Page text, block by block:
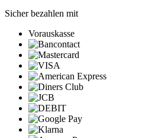
Sicher bezahlen mit
Vorauskasse